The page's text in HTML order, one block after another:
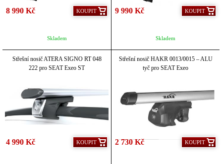
8 990 Kč KOUPIT
Skladem
9 990 Kč KOUPIT
Skladem
Střešní nosič ATERA SIGNO RT 048
222 pro SEAT Exeo ST
4 990 Kč KOUPIT
Střešní nosič HAKR 0013/0015 – ALU
tyč pro SEAT Exeo
2 730 Kč KOUPIT